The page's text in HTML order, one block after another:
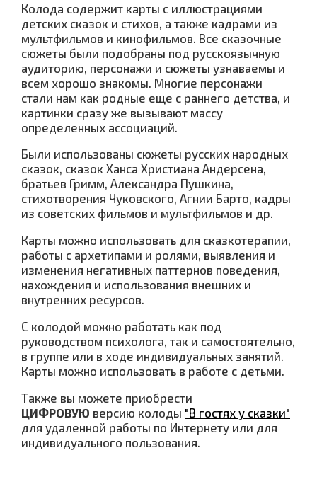
Колода содержит карты с иллюстрациями
детских сказок и стихов, а также кадрами из
мультфильмов и кинофильмов. Все сказочные
сюжеты были подобраны под русскоязычную
аудиторию, персонажи и сюжеты узнаваемы и
всем хорошо знакомы. Многие персонажи
стали нам как родные еще с раннего детства, и
картинки сразу же вызывают массу
определенных ассоциаций.
Были использованы сюжеты русских народных
сказок, сказок Ханса Христиана Андерсена,
братьев Гримм, Александра Пушкина,
стихотворения Чуковского, Агнии Барто, кадры
из советских фильмов и мультфильмов и др.
Карты можно использовать для сказкотерапии,
работы с архетипами и ролями, выявления и
изменения негативных паттернов поведения,
нахождения и использования внешних и
внутренних ресурсов.
С колодой можно работать как под
руководством психолога, так и самостоятельно,
в группе или в ходе индивидуальных занятий.
Карты можно использовать в работе с детьми.
Также вы можете приобрести
ЦИФРОВУЮ версию колоды "В гостях у сказки"
для удаленной работы по Интернету или для
индивидуального пользования.